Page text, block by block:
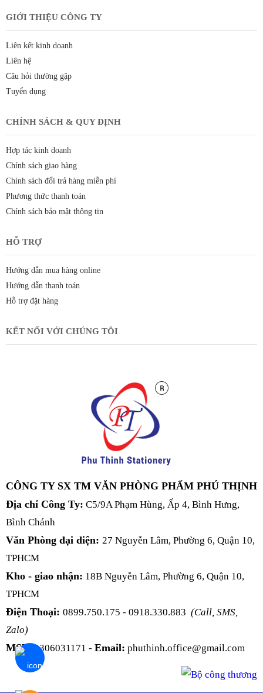
GIỚI THIỆU CÔNG TY
Liên kết kinh doanh
Liên hệ
Câu hỏi thường gặp
Tuyển dụng
CHÍNH SÁCH & QUY ĐỊNH
Hợp tác kinh doanh
Chính sách giao hàng
Chính sách đổi trả hàng miễn phí
Phương thức thanh toán
Chính sách bảo mật thông tin
HỖ TRỢ
Hướng dẫn mua hàng online
Hướng dẫn thanh toán
Hỗ trợ đặt hàng
KẾT NỐI VỚI CHÚNG TÔI
CÔNG TY SX TM VĂN PHÒNG PHẨM PHÚ THỊNH
Địa chỉ Công Ty: C5/9A Phạm Hùng, Ấp 4, Bình Hưng,
Bình Chánh
Văn Phòng đại diện: 27 Nguyễn Lâm, Phường 6, Quận 10,
TPHCM
Kho - giao nhận: 18B Nguyễn Lâm, Phường 6, Quận 10,
TPHCM
Điện Thoại: 0899.750.175 - 0918.330.883 (Call, SMS,
Zalo)
MST: 0306031171 - Email: phuthinh.office@gmail.com